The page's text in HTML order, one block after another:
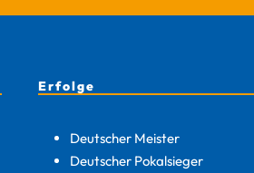
Erfolge
Deutscher Meister
Deutscher Pokalsieger